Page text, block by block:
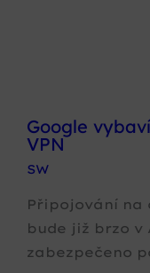
Google
VPN
SW
Připojování na
bude již brzo v
zabezpečeno